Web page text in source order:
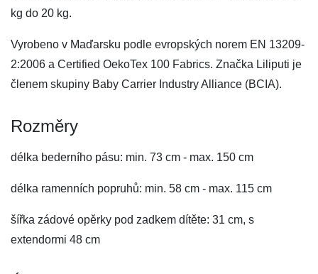
kg do 20 kg.
Vyrobeno v Maďarsku podle evropských norem EN 13209-
2:2006 a Certified OekoTex 100 Fabrics. Značka Liliputi je
členem skupiny Baby Carrier Industry Alliance (BCIA).
Rozměry
délka bederního pásu: min. 73 cm - max. 150 cm
délka ramenních popruhů: min. 58 cm - max. 115 cm
šířka zádové opěrky pod zadkem dítěte: 31 cm, s
extendormi 48 cm